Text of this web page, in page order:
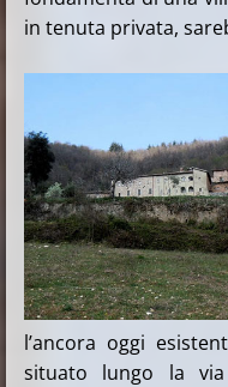
in tenuta privata,
l’ancora oggi
situato lungo la